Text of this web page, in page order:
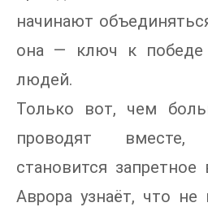
начинают
она — ключ к победе
людей.
Только вот, чем
проводят
становится
Аврора узнаёт, что не